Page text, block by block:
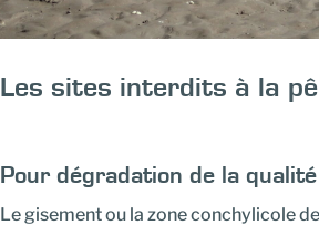
Les sites interdits à la
Pour dégradation de la qualité
Le gisement ou la zone conchylicole